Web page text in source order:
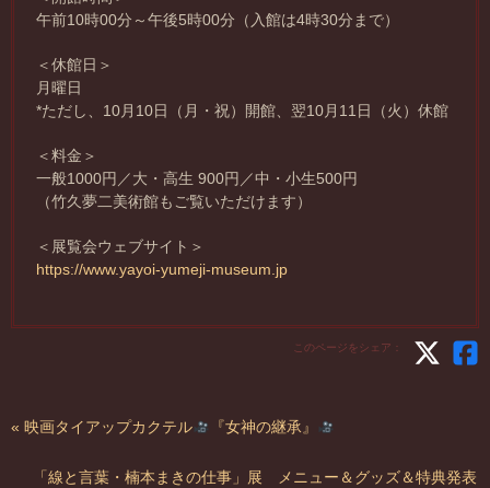
午前10時00分～午後5時00分（入館は4時30分まで）
＜休館日＞
月曜日
*ただし、10月10日（月・祝）開館、翌10月11日（火）休館
＜料金＞
一般1000円／大・高生 900円／中・小生500円
（竹久夢二美術館もご覧いただけます）
＜展覧会ウェブサイト＞
https://www.yayoi-yumeji-museum.jp
このページをシェア：
« 映画タイアップカクテル 『女神の継承』
「線と言葉・楠本まきの仕事」展 メニュー＆グッズ＆特典発表